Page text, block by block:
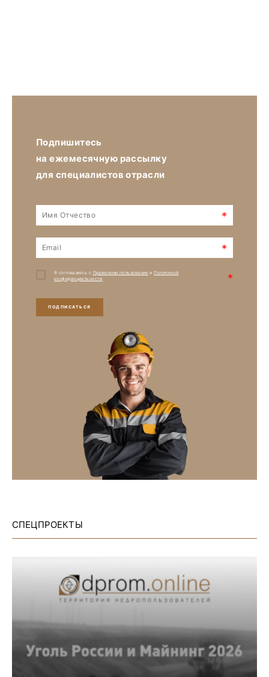
Подпишитесь
на ежемесячную рассылку
для специалистов отрасли
*
*
Я соглашаюсь с Правилами пользования иПолитикой
конфиденциальности
*
ПОДПИСАТЬСЯ
СПЕЦПРОЕКТЫ